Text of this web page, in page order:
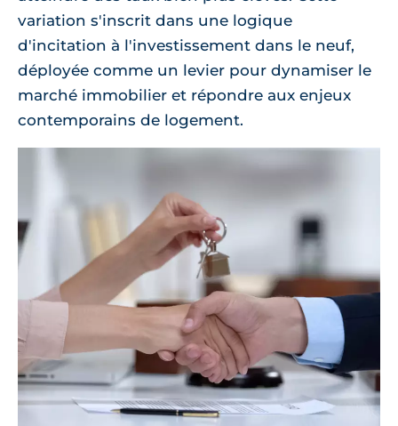
variation s'inscrit dans une logique
d'incitation à l'investissement dans le neuf,
déployée comme un levier pour dynamiser le
marché immobilier et répondre aux enjeux
contemporains de logement.